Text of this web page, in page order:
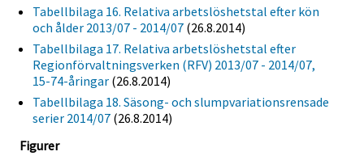
Tabellbilaga 16. Relativa arbetslöshetstal efter kön
och ålder 2013/07 - 2014/07 (26.8.2014)
Tabellbilaga 17. Relativa arbetslöshetstal efter
Regionförvaltningsverken (RFV) 2013/07 - 2014/07,
15-74-åringar (26.8.2014)
Tabellbilaga 18. Säsong- och slumpvariationsrensade
serier 2014/07 (26.8.2014)
Figurer